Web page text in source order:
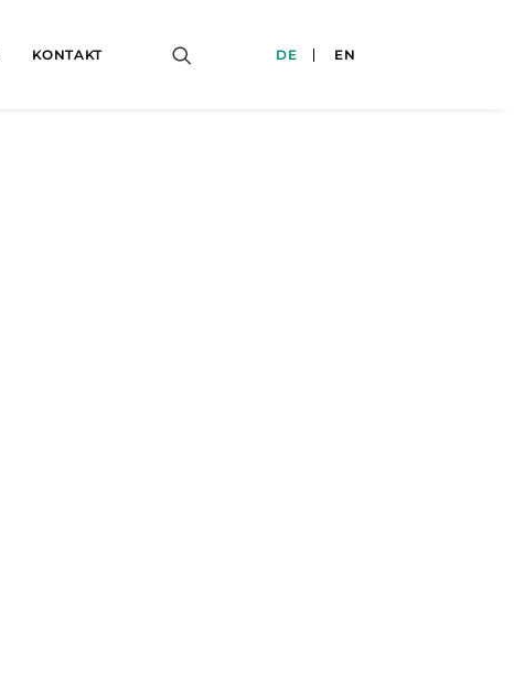
KONTAKT DE EN